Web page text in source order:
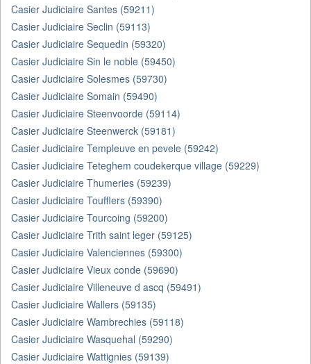
Casier Judiciaire Santes (59211)
Casier Judiciaire Seclin (59113)
Casier Judiciaire Sequedin (59320)
Casier Judiciaire Sin le noble (59450)
Casier Judiciaire Solesmes (59730)
Casier Judiciaire Somain (59490)
Casier Judiciaire Steenvoorde (59114)
Casier Judiciaire Steenwerck (59181)
Casier Judiciaire Templeuve en pevele (59242)
Casier Judiciaire Teteghem coudekerque village (59229)
Casier Judiciaire Thumeries (59239)
Casier Judiciaire Toufflers (59390)
Casier Judiciaire Tourcoing (59200)
Casier Judiciaire Trith saint leger (59125)
Casier Judiciaire Valenciennes (59300)
Casier Judiciaire Vieux conde (59690)
Casier Judiciaire Villeneuve d ascq (59491)
Casier Judiciaire Wallers (59135)
Casier Judiciaire Wambrechies (59118)
Casier Judiciaire Wasquehal (59290)
Casier Judiciaire Wattignies (59139)